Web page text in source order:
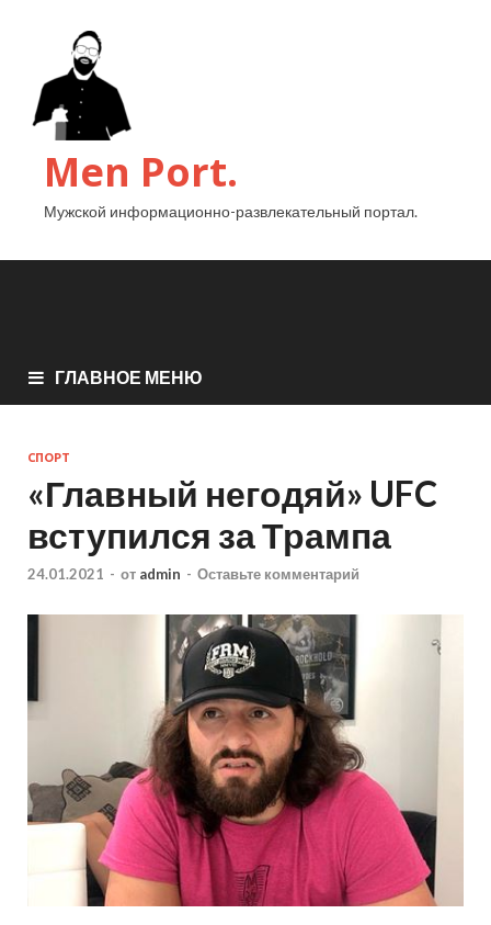
Men Port.
Мужской информационно-развлекательный портал.
ГЛАВНОЕ МЕНЮ
СПОРТ
«Главный негодяй» UFC
вступился за Трампа
24.01.2021 - от admin - Оставьте комментарий